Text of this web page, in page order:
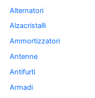
Alternatori
Alzacristalli
Ammortizzatori
Antenne
Antifurti
Armadi